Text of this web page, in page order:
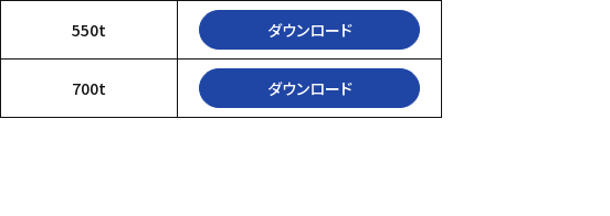
550t ダウンロード
700t ダウンロード